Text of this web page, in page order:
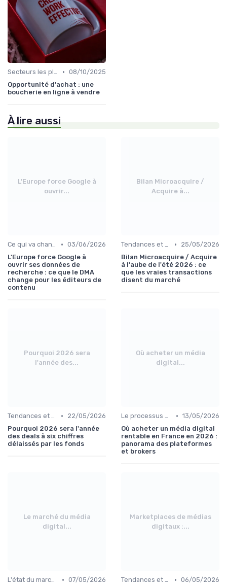
Secteurs les plus recherchés • 08/10/2025
Opportunité d'achat : une
boucherie en ligne à vendre
À lire aussi
L'Europe force Google à
ouvrir...
Ce qui va changer • 03/06/2026
L'Europe force Google à
ouvrir ses données de
recherche : ce que le DMA
change pour les éditeurs de
contenu
Bilan Microacquire /
Acquire à...
Tendances et volumes de transactions •
25/05/2026
Bilan Microacquire / Acquire
à l'aube de l'été 2026 : ce
que les vraies transactions
disent du marché
Pourquoi 2026 sera
l'année des...
Tendances et volumes de transactions •
22/05/2026
Pourquoi 2026 sera l'année
des deals à six chiffres
délaissés par les fonds
Où acheter un média
digital...
Le processus d'acquisition • 13/05/2026
Où acheter un média digital
rentable en France en 2026 :
panorama des plateformes
et brokers
Le marché du média
digital...
L'état du marché de l'acquisition digitale • 07/05/2026
Marketplaces de médias
digitaux :...
Tendances et volumes de transactions • 06/05/2026